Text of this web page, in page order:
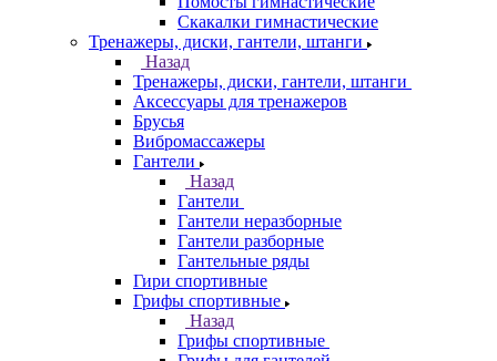
Скакалки гимнастические
Тренажеры, диски, гантели, штанги
Назад
Тренажеры, диски, гантели, штанги
Аксессуары для тренажеров
Брусья
Вибромассажеры
Гантели
Назад
Гантели
Гантели неразборные
Гантели разборные
Гантельные ряды
Гири спортивные
Грифы спортивные
Назад
Грифы спортивные